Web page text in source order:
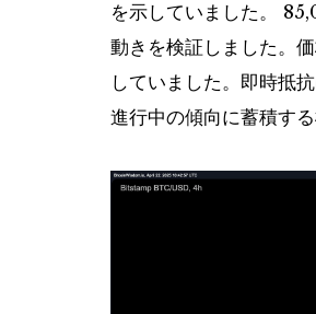
を示していました。
動きを検証しました。
していました。即時抵
進行中の傾向に蓄積す